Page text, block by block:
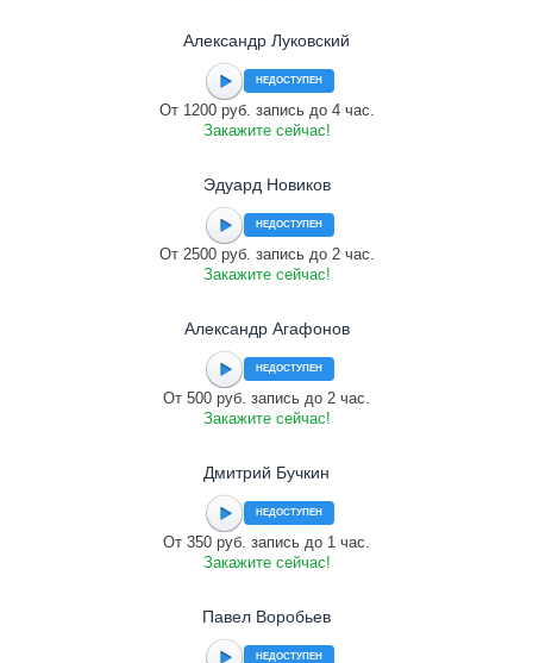
Александр Луковский
НЕДОСТУПЕН
От 1200 руб. запись до 4 час.
Закажите сейчас!
Эдуард Новиков
НЕДОСТУПЕН
От 2500 руб. запись до 2 час.
Закажите сейчас!
Александр Агафонов
НЕДОСТУПЕН
От 500 руб. запись до 2 час.
Закажите сейчас!
Дмитрий Бучкин
НЕДОСТУПЕН
От 350 руб. запись до 1 час.
Закажите сейчас!
Павел Воробьев
НЕДОСТУПЕН